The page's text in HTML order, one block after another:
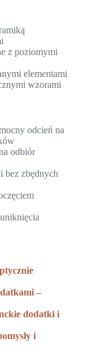
z poziomymi
elementami
wzorami
odcień na
odbiór
bez zbędnych
–
dodatki i
i